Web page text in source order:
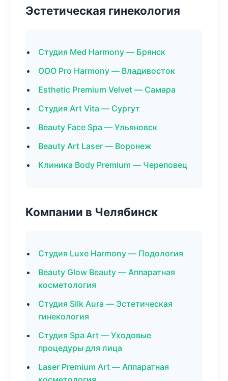
Эстетическая гинекология
Студия Med Harmony — Брянск
ООО Pro Harmony — Владивосток
Esthetic Premium Velvet — Самара
Студия Art Vita — Сургут
Beauty Face Spa — Ульяновск
Beauty Art Laser — Воронеж
Клиника Body Premium — Череповец
Компании в Челябинск
Студия Luxe Harmony — Подология
Beauty Glow Beauty — Аппаратная
косметология
Студия Silk Aura — Эстетическая
гинекология
Студия Spa Art — Уходовые
процедуры для лица
Laser Premium Art — Аппаратная